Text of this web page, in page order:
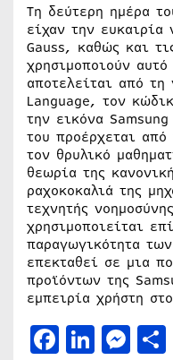
Τη δεύτερη ημέρα
είχαν την
Gauss, καθώς και
χρησιμοποιούν
αποτελείται από τη
Language, τον
την εικόνα
του προέρχεται
τον θρυλικό
θεωρία της
ραχοκοκαλιά της
τεχνητής
χρησιμοποιείται
παραγωγικότητα
επεκταθεί σε μια
προϊόντων της
εμπειρία χρήστη
Facebook